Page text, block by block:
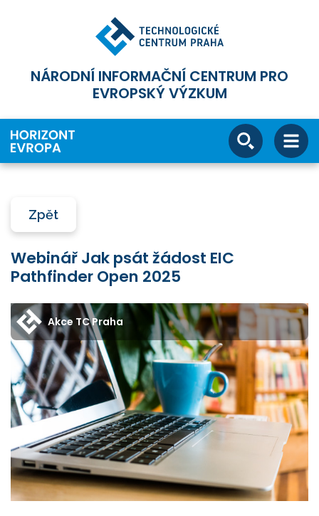
NÁRODNÍ INFORMAČNÍ CENTRUM PRO
EVROPSKÝ VÝZKUM
Zpět
Webinář Jak psát žádost EIC
Pathfinder Open 2025
Akce TC Praha